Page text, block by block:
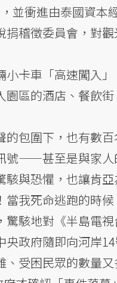
並衝進由泰國資本
捐稽徵委員會，對
卡車「高速闖入
區的酒店、餐飲
包圍下，也有數
號——甚至是與家
與恐懼，也讓肯亞
當我死命逃跑的時
駭地對《半島電視
政府隨即向河岸
受困民眾的數量